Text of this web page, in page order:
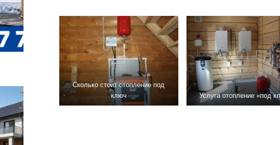
Сколько стоит отопление под
ключ
Услуга отопление «под